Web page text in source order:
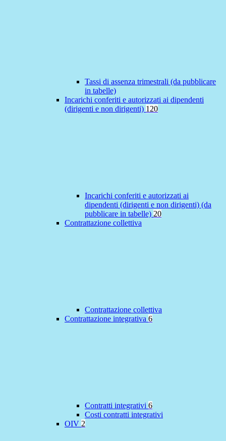
Tassi di assenza trimestrali (da pubblicare
in tabelle)
Incarichi conferiti e autorizzati ai dipendenti
(dirigenti e non dirigenti) 120
Incarichi conferiti e autorizzati ai
dipendenti (dirigenti e non dirigenti) (da
pubblicare in tabelle) 20
Contrattazione collettiva
Contrattazione collettiva
Contrattazione integrativa 6
Contratti integrativi 6
Costi contratti integrativi
OIV 2